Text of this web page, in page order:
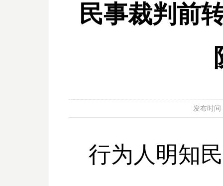
民事裁判前
发布时
行为人明知